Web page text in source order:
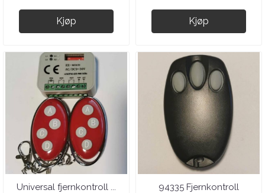
Kjøp Kjøp
Universal fjernkontroll ... 94335 Fjernkontroll